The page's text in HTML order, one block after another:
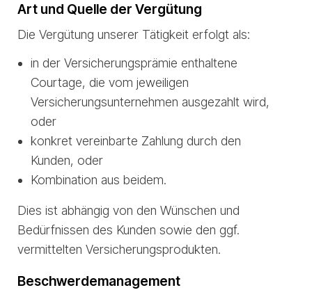
Art und Quelle der Vergütung
Die Vergütung unserer Tätigkeit erfolgt als:
in der Versicherungsprämie enthaltene
Courtage, die vom jeweiligen
Versicherungsunternehmen ausgezahlt wird,
oder
konkret vereinbarte Zahlung durch den
Kunden, oder
Kombination aus beidem.
Dies ist abhängig von den Wünschen und
Bedürfnissen des Kunden sowie den ggf.
vermittelten Versicherungsprodukten.
Beschwerdemanagement